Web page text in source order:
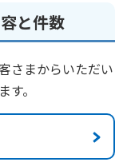
と件数
さまからいただい
。